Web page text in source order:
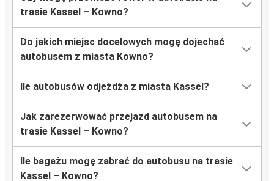
trasie Kassel – Kowno?
Do jakich miejsc docelowych mogę dojechać
autobusem z miasta Kowno?
Ile autobusów odjeżdża z miasta Kassel?
Jak zarezerwować przejazd autobusem na
trasie Kassel – Kowno?
Ile bagażu mogę zabrać do autobusu na trasie
Kassel – Kowno?